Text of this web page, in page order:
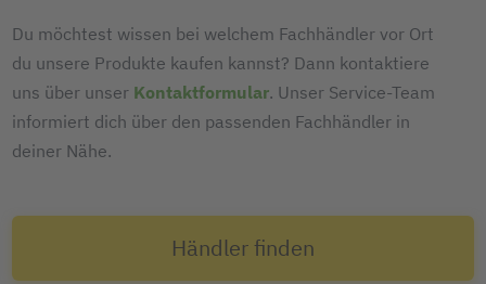
Du möchtest wissen bei welchem Fachhändler vor Ort
du unsere Produkte kaufen kannst? Dann kontaktiere
uns über unser Kontaktformular. Unser Service-Team
informiert dich über den passenden Fachhändler in
deiner Nähe.
Händler finden